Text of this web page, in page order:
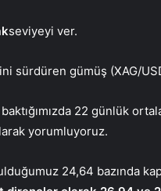
seviyeyi ver.
sürdüren gümüş (XAG/
22 günlük
yorumluyoruz.
24,64 bazında